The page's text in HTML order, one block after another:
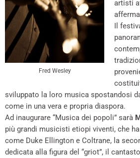
Fred Wesley
artisti
Il
sviluppato la loro musica spostandosi
come in una vera e propria diaspora.
Ad inaugurare “Musica dei popoli” sarà
più grandi musicisti etiopi viventi, che
come Duke Ellington e Coltrane, la
dedicata alla figura del “griot”, il